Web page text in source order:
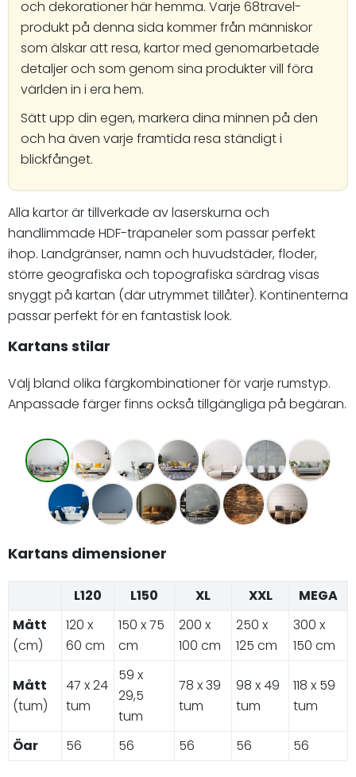
och dekorationer här hemma. Varje 68travel-
produkt på denna sida kommer från människor
som älskar att resa, kartor med genomarbetade
detaljer och som genom sina produkter vill föra
världen in i era hem.
Sätt upp din egen, markera dina minnen på den
och ha även varje framtida resa ständigt i
blickfånget.
Alla kartor är tillverkade av laserskurna och
handlimmade HDF-träpaneler som passar perfekt
ihop. Landgränser, namn och huvudstäder, floder,
större geografiska och topografiska särdrag visas
snyggt på kartan (där utrymmet tillåter). Kontinenterna
passar perfekt för en fantastisk look.
Kartans stilar
Välj bland olika färgkombinationer för varje rumstyp.
Anpassade färger finns också tillgängliga på begäran.
Kartans dimensioner
L120 L150 XL XXL
MEGA
Mått
(cm)
120 x
60 cm
150 x 75
cm
200 x
100 cm
250 x
125 cm
300 x
150 cm
Mått
(tum)
47 x 24
tum
59 x
29,5
tum
78 x 39
tum
98 x 49
tum
118 x 59
tum
Öar 56 56 56 56 56